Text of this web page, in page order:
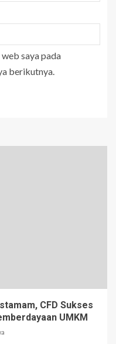
web saya pada
berikutnya.
CFD Sukses
UMKM